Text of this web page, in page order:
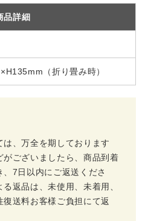
品詳細
（折り畳み時）
、万全を期しております
ございましたら、商品到着
7日以内にご返送くださ
返品は、未使用、未着用、
送料お客様ご負担にて返